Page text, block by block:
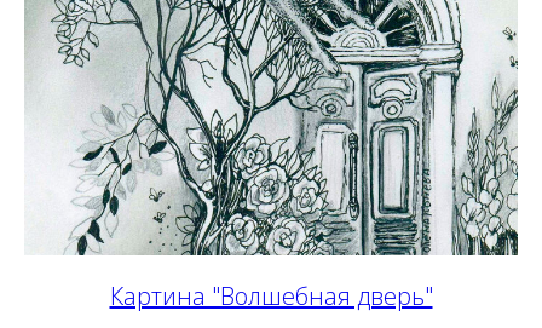
Картина "Волшебная дверь"